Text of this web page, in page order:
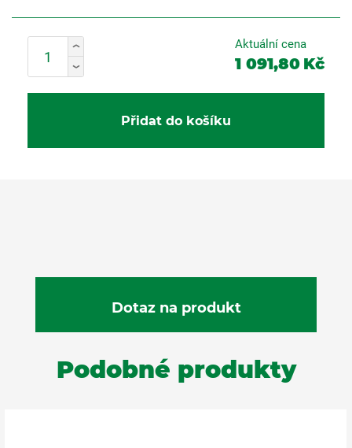
Aktuální cena
1 091,80 Kč
Přidat do košíku
Podobné produkty